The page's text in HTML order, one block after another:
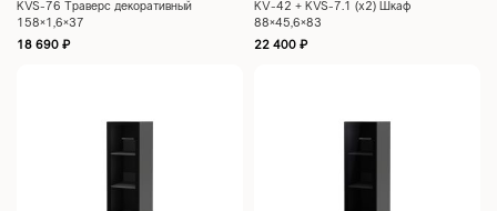
KVS-76 Траверс декоративный
158×1,6×37
18 690 ₽
KV-42 + KVS-7.1 (x2) Шкаф
88×45,6×83
22 400 ₽